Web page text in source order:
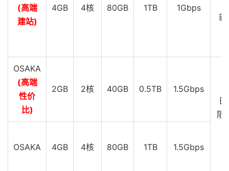
新
(高端
建站)
4GB 4核 80GB 1TB 1Gbps
OSAKA
(高端
性价
比)
2GB 2核 40GB 0.5TB
1.5Gbps
阪
OSAKA
4GB 4核 80GB 1TB 1.5Gbps